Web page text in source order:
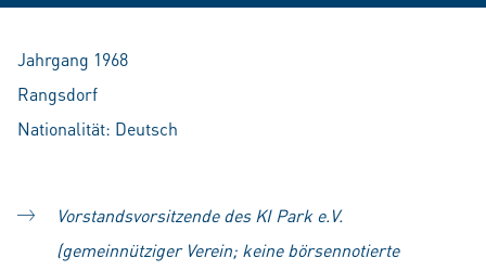
Jahrgang 1968
Rangsdorf
Nationalität: Deutsch
Vorstandsvorsitzende des KI Park e.V.
(gemeinnütziger Verein; keine börsennotierte